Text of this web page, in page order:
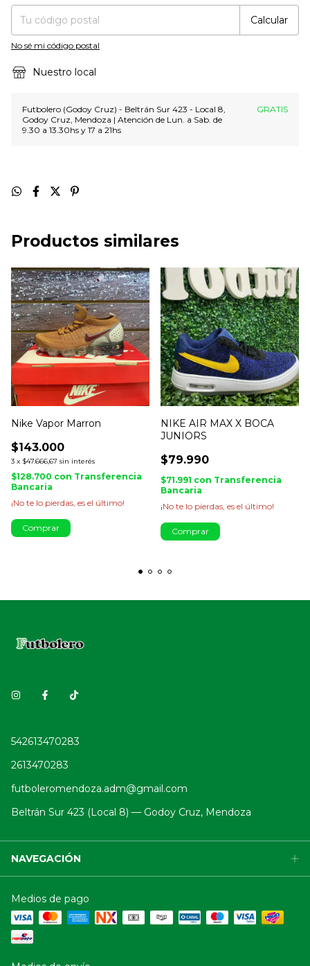
Calcular
No sé mi código postal
Nuestro local
Futbolero (Godoy Cruz) - Beltrán Sur 423 - Local 8,
Godoy Cruz, Mendoza | Atención de Lun. a Sab. de
9.30 a 13.30hs y 17 a 21hs
GRATIS
Productos similares
Nike Vapor Marron
$143.000
3 x $47.666,67 sin interés
$128.700 con Transferencia
Bancaria
¡No te lo pierdas, es el último!
Comprar
NIKE AIR MAX X BOCA
JUNIORS
$79.990
$71.991 con Transferencia
Bancaria
¡No te lo pierdas, es el último!
Comprar
542613470283
2613470283
futboleromendoza.adm@gmail.com
Beltrán Sur 423 (Local 8) — Godoy Cruz, Mendoza
NAVEGACIÓN
Medios de pago